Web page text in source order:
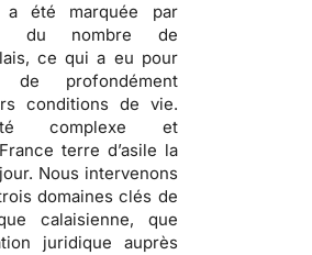
a été marquée par
du nombre de
ce qui a eu pour
de profondément
conditions de vie.
complexe et
terre d’asile la
Nous intervenons
domaines clés de
calaisienne, que
juridique auprès